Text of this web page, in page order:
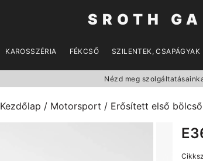
SROTH
KAROSSZÉRIA FÉKCSŐ SZILENTEK, CSAPÁGYAK
Nézd meg
Kezdőlap / Motorsport / Erősített első bölcső